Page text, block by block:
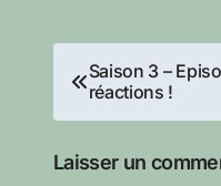
de
l’article
Saison 3 –
réactions !
Laisser un